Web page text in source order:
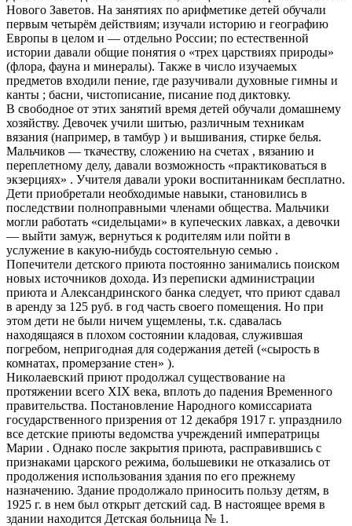
Нового Заветов. На занятиях по арифметике детей обучали
первым четырём действиям; изучали историю и географию
Европы в целом и — отдельно России; по естественной
истории давали общие понятия о «трех царствиях природы»
(флора, фауна и минералы). Также в число изучаемых
предметов входили пение, где разучивали духовные гимны и
канты ; басни, чистописание, писание под диктовку.
В свободное от этих занятий время детей обучали домашнему
хозяйству. Девочек учили шитью, различным техникам
вязания (например, в тамбур ) и вышивания, стирке белья.
Мальчиков — ткачеству, сложению на счетах , вязанию и
переплетному делу, давали возможность «практиковаться в
экзерциях» . Учителя давали уроки воспитанникам бесплатно.
Дети приобретали необходимые навыки, становились в
последствии полноправными членами общества. Мальчики
могли работать «сидельцами» в купеческих лавках, а девочки
— выйти замуж, вернуться к родителям или пойти в
услужение в какую-нибудь состоятельную семью .
Попечители детского приюта постоянно занимались поиском
новых источников дохода. Из переписки администрации
приюта и Александринского банка следует, что приют сдавал
в аренду за 125 руб. в год часть своего помещения. Но при
этом дети не были ничем ущемлены, т.к. сдавалась
находящаяся в плохом состоянии кладовая, служившая
погребом, непригодная для содержания детей («сырость в
комнатах, промерзание стен» ).
Николаевский приют продолжал существование на
протяжении всего XIX века, вплоть до падения Временного
правительства. Постановление Народного комиссариата
государственного призрения от 12 декабря 1917 г. упразднило
все детские приюты ведомства учреждений императрицы
Марии . Однако после закрытия приюта, расправившись с
признаками царского режима, большевики не отказались от
продолжения использования здания по его прежнему
назначению. Здание продолжало приносить пользу детям, в
1925 г. в нем был открыт детский сад. В настоящее время в
здании находится Детская больница № 1.